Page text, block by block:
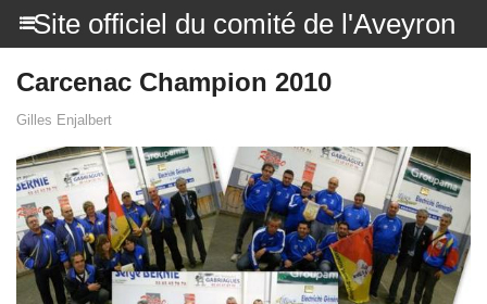
Site officiel du comité de l'Aveyron
Carcenac Champion 2010
Gilles Enjalbert